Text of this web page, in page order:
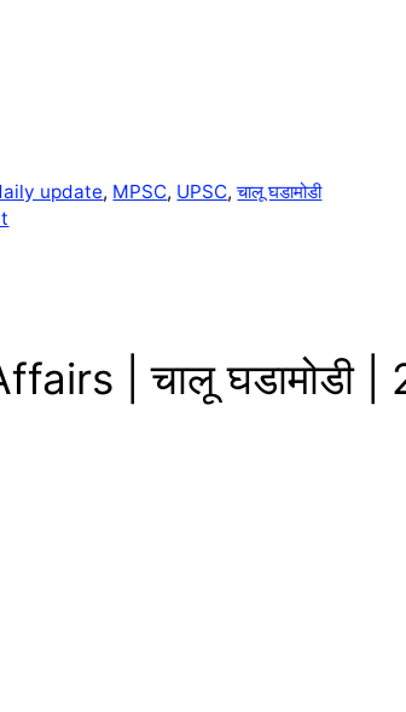
update, MPSC, UPSC,चालू घडामोडी
| चालू घडामोडी